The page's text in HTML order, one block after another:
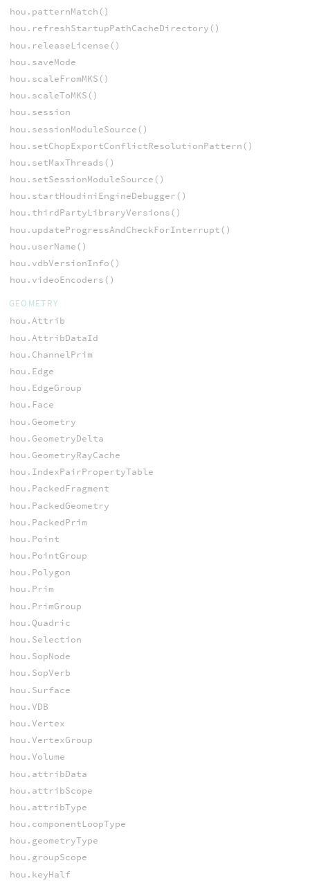
hou.patternMatch()
hou.refreshStartupPathCacheDirectory()
hou.releaseLicense()
hou.saveMode
hou.scaleFromMKS()
hou.scaleToMKS()
hou.session
hou.sessionModuleSource()
hou.setChopExportConflictResolutionPattern()
hou.setMaxThreads()
hou.setSessionModuleSource()
hou.startHoudiniEngineDebugger()
hou.thirdPartyLibraryVersions()
hou.updateProgressAndCheckForInterrupt()
hou.userName()
hou.vdbVersionInfo()
hou.videoEncoders()
GEOMETRY
hou.Attrib
hou.AttribDataId
hou.ChannelPrim
hou.Edge
hou.EdgeGroup
hou.Face
hou.Geometry
hou.GeometryDelta
hou.GeometryRayCache
hou.IndexPairPropertyTable
hou.PackedFragment
hou.PackedGeometry
hou.PackedPrim
hou.Point
hou.PointGroup
hou.Polygon
hou.Prim
hou.PrimGroup
hou.Quadric
hou.Selection
hou.SopNode
hou.SopVerb
hou.Surface
hou.VDB
hou.Vertex
hou.VertexGroup
hou.Volume
hou.attribData
hou.attribScope
hou.attribType
hou.componentLoopType
hou.geometryType
hou.groupScope
hou.keyHalf